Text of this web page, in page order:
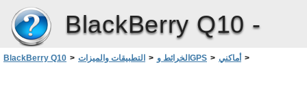
BlackBerry Q10 -
BlackBerry Q10 > التطبيقات والميزات > الخرائط وGPS > أماكني >